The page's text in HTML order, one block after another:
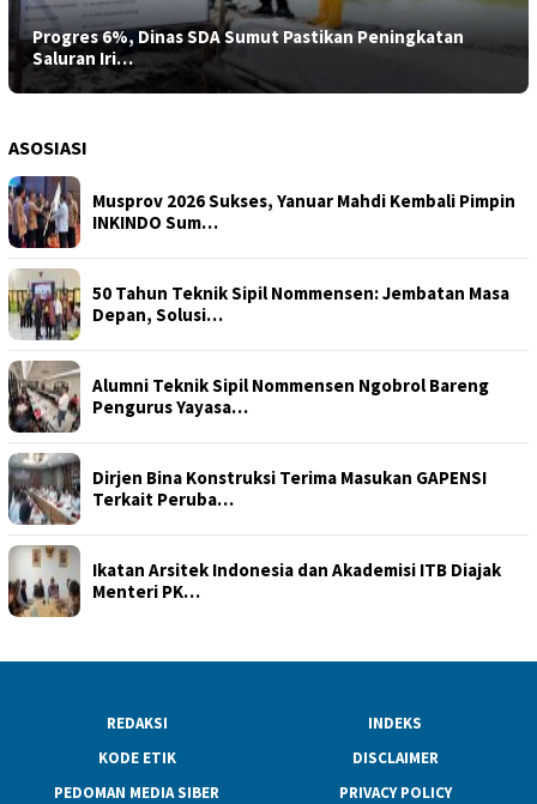
Progres 6%, Dinas SDA Sumut Pastikan Peningkatan
Saluran Iri…
ASOSIASI
Musprov 2026 Sukses, Yanuar Mahdi Kembali Pimpin
INKINDO Sum…
50 Tahun Teknik Sipil Nommensen: Jembatan Masa
Depan, Solusi…
Alumni Teknik Sipil Nommensen Ngobrol Bareng
Pengurus Yayasa…
Dirjen Bina Konstruksi Terima Masukan GAPENSI
Terkait Peruba…
Ikatan Arsitek Indonesia dan Akademisi ITB Diajak
Menteri PK…
REDAKSI
INDEKS
KODE ETIK
DISCLAIMER
PEDOMAN MEDIA SIBER
PRIVACY POLICY